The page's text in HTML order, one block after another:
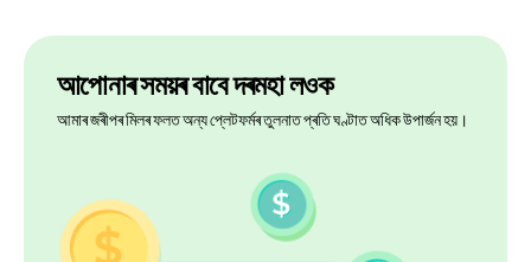
আপোনাৰ সময়ৰ বাবে দৰমহা লওক
আমাৰ জৰীপৰ মিলৰ ফলত অন্য প্লেটফৰ্মৰ তুলনাত প্ৰতি ঘণ্টাত অধিক উপাৰ্জন হয়।